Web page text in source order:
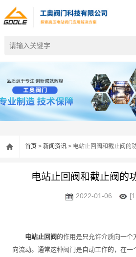
首页 > 新闻资讯 > 电站止回阀和截止阀的
电站止回阀和截止阀的
2022-01-06
电站止回阀 的作用是只允许介质向一
向流动。通常这种阀门是自动工作的，在一